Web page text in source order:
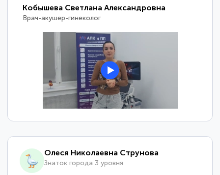
Кобышева Светлана Александровна
Врач-акушер-гинеколог
Олеся Николаевна Струнова
Знаток города 3 уровня